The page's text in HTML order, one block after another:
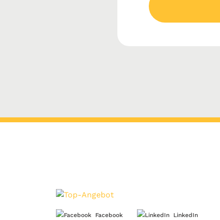
Facebook LinkedIn